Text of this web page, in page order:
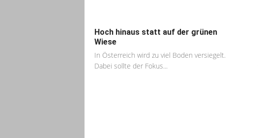
Hoch hinaus statt auf der grünen
Wiese
In Österreich wird zu viel Boden versiegelt.
Dabei sollte der Fokus...